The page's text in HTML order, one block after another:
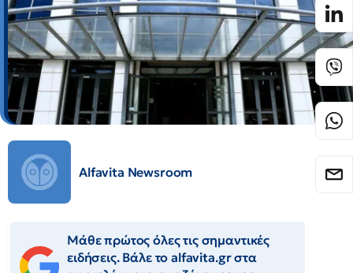
Alfavita Newsroom
Μάθε πρώτος όλες τις σημαντικές
ειδήσεις. Βάλε το alfavita.gr στα